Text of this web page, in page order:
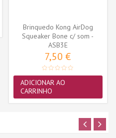
Brinquedo Kong AirDog
Squeaker Bone c/ som -
Small (ASB3E)
ASB3E
7,50 €
ADICIONAR AO
CARRINHO